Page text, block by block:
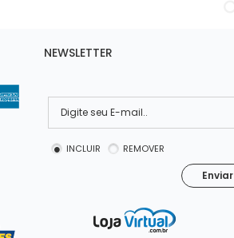
NEWSLETTER
INCLUIR REMOVER
Enviar